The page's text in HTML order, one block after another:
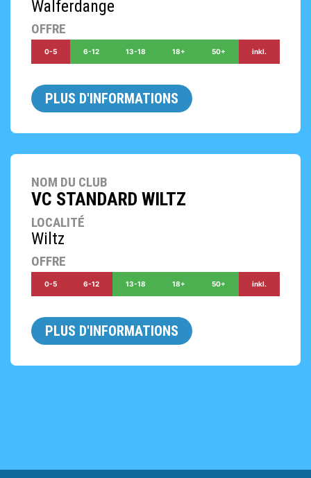
Walferdange
OFFRE
0-5 6-12 13-18 18+ 50+ inkl.
PLUS D'INFORMATIONS
NOM DU CLUB
VC STANDARD WILTZ
LOCALITÉ
Wiltz
OFFRE
0-5 6-12 13-18 18+ 50+ inkl.
PLUS D'INFORMATIONS